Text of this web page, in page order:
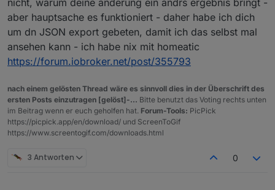
aber hauptsache es funktioniert - daher habe ich dich
um dn JSON export gebeten, damit ich das selbst mal
ansehen kann - ich habe nix mit homeatic
https://forum.iobroker.net/post/355793
nach einem gelösten Thread wäre es sinnvoll dies in der Überschrift des
ersten Posts einzutragen [gelöst]-... Bitte benutzt das Voting rechts unten
im Beitrag wenn er euch geholfen hat. Forum-Tools: PicPick
https://picpick.app/en/download/ und ScreenToGif
https://www.screentogif.com/downloads.html
3 Antworten 0